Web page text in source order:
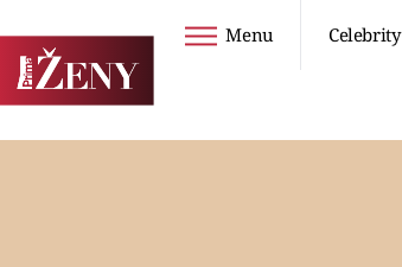
Menu Celebrity